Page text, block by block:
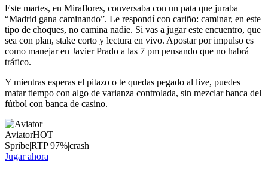
Este martes, en Miraflores, conversaba con un pata que juraba
“Madrid gana caminando”. Le respondí con cariño: caminar, en este
tipo de choques, no camina nadie. Si vas a jugar este encuentro, que
sea con plan, stake corto y lectura en vivo. Apostar por impulso es
como manejar en Javier Prado a las 7 pm pensando que no habrá
tráfico.
Y mientras esperas el pitazo o te quedas pegado al live, puedes
matar tiempo con algo de varianza controlada, sin mezclar banca del
fútbol con banca de casino.
AviatorHOT
Spribe|RTP97%|crash
Jugar ahora